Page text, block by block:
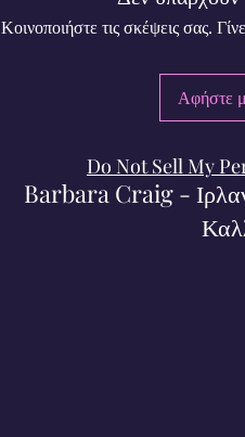
Κοινοποιήστε τις σκέψεις σας.
Αφήστε
Barbara Craig -
Do Not Sell My